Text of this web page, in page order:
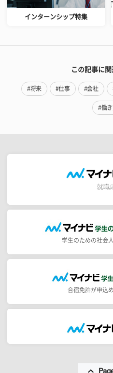
インターンシップ特集
この記事に
#将来 #仕事 #会社
#働
学生のための社会
合宿免許が申込